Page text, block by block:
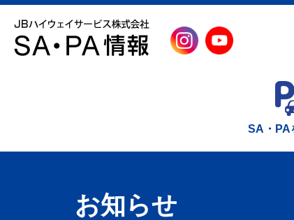
SA・PA
お知らせ